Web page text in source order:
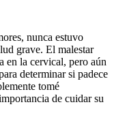
nunca estuvo
grave. El malestar
en la cervical, pero aún
determinar si padece
tomé
de cuidar su